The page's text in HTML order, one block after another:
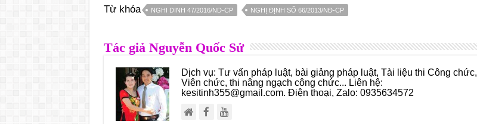
Từ khóa NGHI DINH 47/2016/ND-CP NGHỊ ĐỊNH SỐ 66/2013/NĐ-CP
Tác giả Nguyễn Quốc Sử
Dịch vụ: Tư vấn pháp luật, bài giảng pháp luật, Tài liệu thi Công chức,
Viên chức, thi nâng ngạch công chức... Liên hệ:
kesitinh355@gmail.com. Điện thoại, Zalo: 0935634572